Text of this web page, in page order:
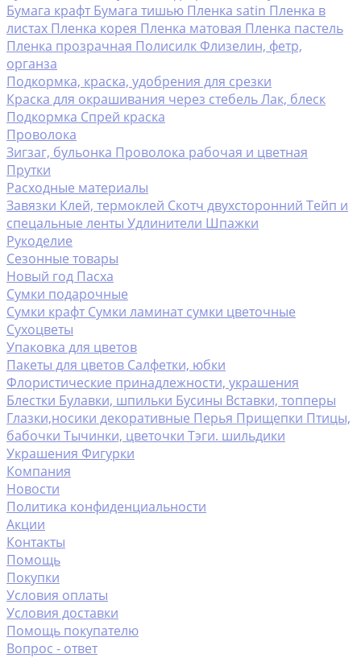
Бумага крафт Бумага тишью Пленка satin Пленка в
листах Пленка корея Пленка матовая Пленка пастель
Пленка прозрачная Полисилк Флизелин, фетр,
органза
Подкормка, краска, удобрения для срезки
Краска для окрашивания через стебельЛак, блеск
Подкормка Спрей краска
Проволока
Зигзаг, бульонка Проволока рабочая и цветная
Прутки
Расходные материалы
Завязки Клей, термоклей Скотч двухсторонний Тейп и
спецальные ленты Удлинители Шпажки
Рукоделие
Сезонные товары
Новый год Пасха
Сумки подарочные
Сумки крафт Сумки ламинат сумки цветочные
Сухоцветы
Упаковка для цветов
Пакеты для цветов Салфетки, юбки
Флористические принадлежности, украшения
Блестки Булавки, шпильки Бусины Вставки, топперы
Глазки,носики декоративные Перья Прищепки Птицы,
бабочки Тычинки, цветочки Тэги. шильдики
Украшения Фигурки
Компания
Новости
Политика конфиденциальности
Акции
Контакты
Помощь
Покупки
Условия оплаты
Условия доставки
Помощь покупателю
Вопрос - ответ